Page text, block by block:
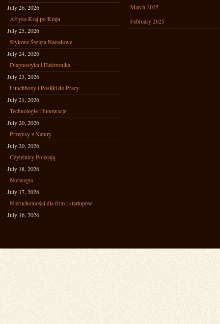
July 26, 2026
Afryka Kraj po Kraju
July 25, 2026
Stylowe Święta Narodowe
July 24, 2026
Diagnostyka i Elektronika
July 23, 2026
Lunchboxy i Posiłki do Pracy
July 21, 2026
Technologie i Innowacje
July 20, 2026
Przepisy z Natury
July 20, 2026
Czytelnicy Polecają
July 18, 2026
Norwegia
July 17, 2026
Nieruchomości dla firm i startupów
July 16, 2026
March 2025
February 2025